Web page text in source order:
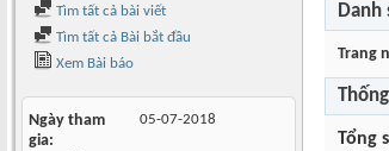
Tìm tất cả bài viết
Tìm tất cả Bài bắt đầu
Xem Bài báo
Ngày tham
gia
05-07-2018
Danh
Trang
Tổng